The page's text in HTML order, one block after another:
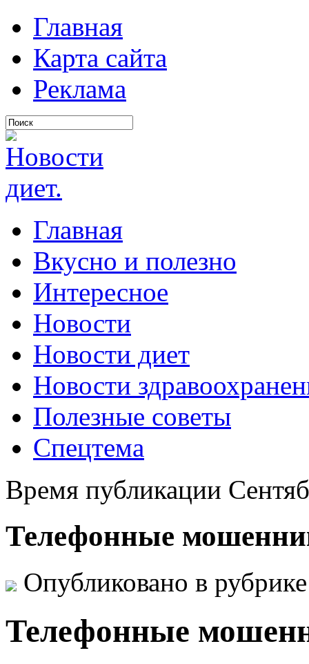
Главная
Карта сайта
Реклама
Главная
Вкусно и полезно
Интересное
Новости
Новости диет
Новости
Полезные советы
Спецтема
Время публикации
Телефонные
Опубликовано в
Телефонные